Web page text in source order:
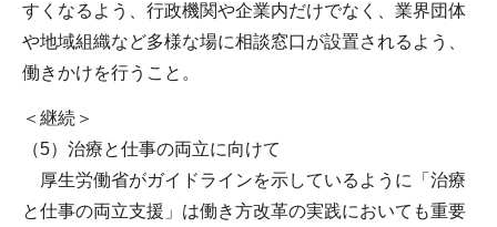
すくなるよう、行政機関や企業内だけでなく、業界団体
や地域組織など多様な場に相談窓口が設置されるよう、
働きかけを行うこと。
＜継続＞
（5）治療と仕事の両立に向けて
厚生労働省がガイドラインを示しているように「治療
と仕事の両立支援」は働き方改革の実践においても重要